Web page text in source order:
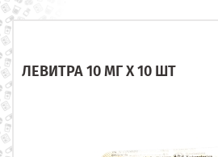
ЛЕВИТРА 10 МГ X 10 ШТ